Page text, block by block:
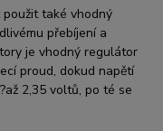
také vhodný
přebíjení a
je vhodný regulátor
proud, dokud napětí
2,35 voltů, po té se